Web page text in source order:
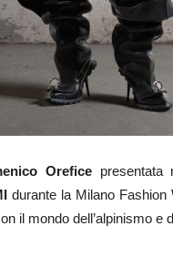
Orefice presentata
durante la Milano Fashion
il mondo dell’alpinismo e